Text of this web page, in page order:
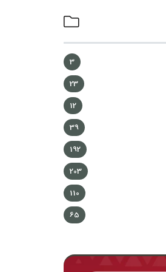
3
23
12
39
192
203
110
65